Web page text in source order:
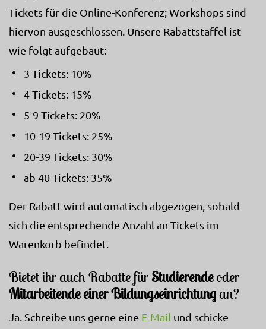
Tickets für die Online-Konferenz; Workshops sind
hiervon ausgeschlossen. Unsere Rabattstaffel ist
wie folgt aufgebaut:
3 Tickets: 10%
4 Tickets: 15%
5-9 Tickets: 20%
10-19 Tickets: 25%
20-39 Tickets: 30%
ab 40 Tickets: 35%
Der Rabatt wird automatisch abgezogen, sobald
sich die entsprechende Anzahl an Tickets im
Warenkorb befindet.
Bietet ihr auch Rabatte fürStudierendeoder
Mitarbeitende einer Bildungseinrichtungan?
Ja. Schreibe uns gerne eine E-Mail und schicke